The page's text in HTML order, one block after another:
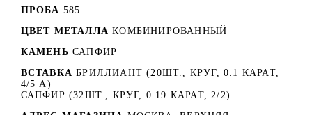
ПРОБА 585
ЦВЕТ МЕТАЛЛА КОМБИНИРОВАННЫЙ
КАМЕНЬ САПФИР
ВСТАВКА БРИЛЛИАНТ (20ШТ., КРУГ, 0.1 КАРАТ,
4/5 А)
САПФИР (32ШТ., КРУГ, 0.19 КАРАТ, 2/2)